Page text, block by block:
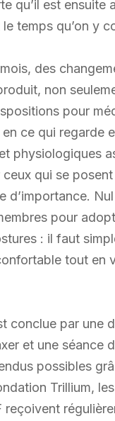
qu’il est ensuite
temps qu’on y
des
non
pour
ce qui regarde
physiologiques
qui se
d’importance.
pour
: il faut
tout en
conclue par une
et une séance
possibles
Trillium,
reçoivent